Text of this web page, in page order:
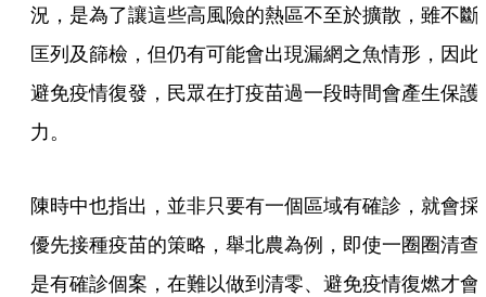
況，是為了讓這些高風險的熱區不至於擴散，雖不斷
匡列及篩檢，但仍有可能會出現漏網之魚情形，因此
避免疫情復發，民眾在打疫苗過一段時間會產生保護
力。
陳時中也指出，並非只要有一個區域有確診，就會採
優先接種疫苗的策略，舉北農為例，即使一圈圈清查
是有確診個案，在難以做到清零、避免疫情復燃才會